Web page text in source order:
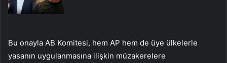
Bu onayla AB Komitesi, hem AP hem de üye ülkelerle
yasanın uygulanmasına ilişkin müzakerelere